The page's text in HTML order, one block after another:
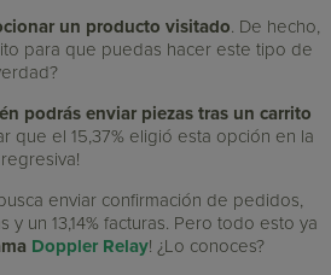
un producto visitado. De hecho,
para que puedas hacer este tipo de
podrás enviar piezas tras un carrito
que el 15,37% eligió esta opción en la
enviar confirmación de pedidos,
y un 13,14% facturas. Pero todo esto ya
Doppler Relay! ¿Lo conoces?